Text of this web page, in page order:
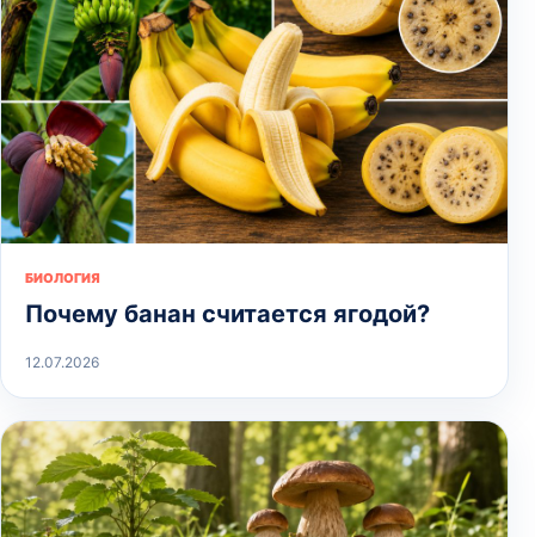
БИОЛОГИЯ
Почему банан считается ягодой?
12.07.2026